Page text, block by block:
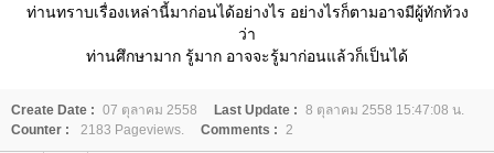
ท่านทราบเรื่องเหล่านี้มาก่อนได้อย่างไร อย่างไรก็ตามอาจมีผู้ทักท้วง
ว่า
ท่านศึกษามาก รู้มาก อาจจะรู้มาก่อนแล้วก็เป็นได้
Create Date : 07 ตุลาคม 2558 Last Update : 8 ตุลาคม 2558 15:47:08 น.
Counter :
2183 Pageviews. Comments : 2